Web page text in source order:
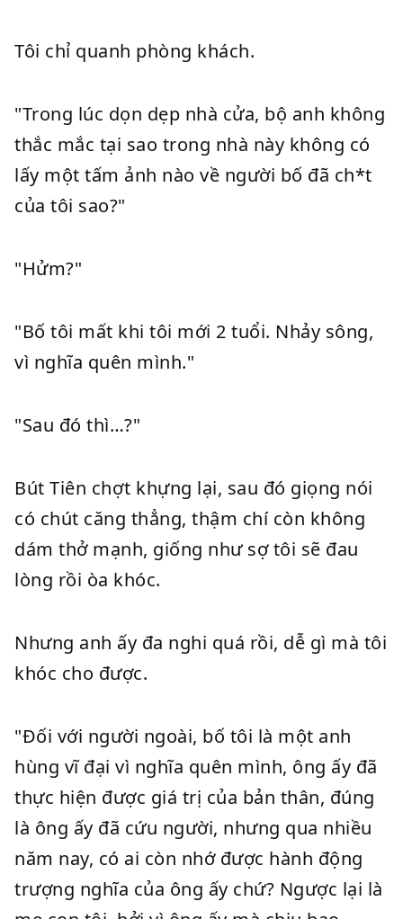
Tôi chỉ quanh phòng khách.
"Trong lúc dọn dẹp nhà cửa, bộ anh không
thắc mắc tại sao trong nhà này không có
lấy một tấm ảnh nào về người bố đã ch*t
của tôi sao?"
"Hửm?"
"Bố tôi mất khi tôi mới 2 tuổi. Nhảy sông,
vì nghĩa quên mình."
"Sau đó thì…?"
Bút Tiên chợt khựng lại, sau đó giọng nói
có chút căng thẳng, thậm chí còn không
dám thở mạnh, giống như sợ tôi sẽ đau
lòng rồi òa khóc.
Nhưng anh ấy đa nghi quá rồi, dễ gì mà tôi
khóc cho được.
"Đối với người ngoài, bố tôi là một anh
hùng vĩ đại vì nghĩa quên mình, ông ấy đã
thực hiện được giá trị của bản thân, đúng
là ông ấy đã cứu người, nhưng qua nhiều
năm nay, có ai còn nhớ được hành động
trượng nghĩa của ông ấy chứ? Ngược lại là